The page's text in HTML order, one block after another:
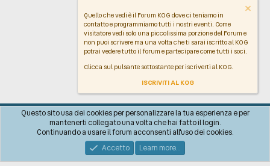
Italiano
Contattaci!
Regolamento Policy sulla Privacy Aiuto
R
S
Community platform by XenForo®© 2010-2026 XenForo Ltd.
Quello che vedi è il Forum KOG dove ci teniamo in
contatto e programmiamo tutti i nostri eventi. Come
visitatore vedi solo una piccolissima porzione del Forum e
non puoi scrivere ma una volta che ti sarai iscritto al KOG
potrai vedere tutto il forum e partecipare come tutti i soci.
Clicca sul pulsante sottostante per iscriverti al KOG.
ISCRIVITI AL KOG
Questo sito usa dei cookies per personalizzare la tua esperienza e per
mantenerti collegato una volta che hai fatto il login.
Continuando a usare il forum acconsenti all'uso dei cookies.
Accetto
Learn more…